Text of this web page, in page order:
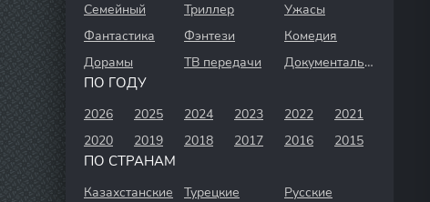
Семейный
Триллер
Ужасы
Фантастика
Фэнтези
Комедия
Дорамы
ТВ передачи Документальный
ПО ГОДУ
2026 2025 2024 2023 2022
2021
2020
2019 2018 2017 2016 2015
ПО СТРАНАМ
Казахстанские Турецкие
Русские